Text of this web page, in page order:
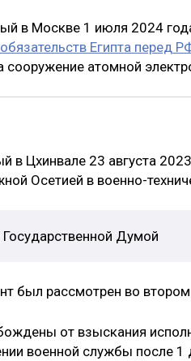
в Москве 1 июля 2024
Египта перед
атомной
в Цхинвале 23 августа
Осетией в военно-
Думой
был рассмотрен во втором
от взыскания
военной службы после 1